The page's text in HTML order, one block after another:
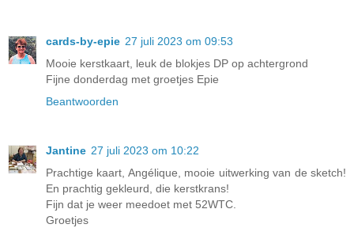
cards-by-epie 27 juli 2023 om 09:53
Mooie kerstkaart, leuk de blokjes DP op achtergrond
Fijne donderdag met groetjes Epie
Beantwoorden
Jantine 27 juli 2023 om 10:22
Prachtige kaart, Angélique, mooie uitwerking van de sketch!
En prachtig gekleurd, die kerstkrans!
Fijn dat je weer meedoet met 52WTC.
Groetjes